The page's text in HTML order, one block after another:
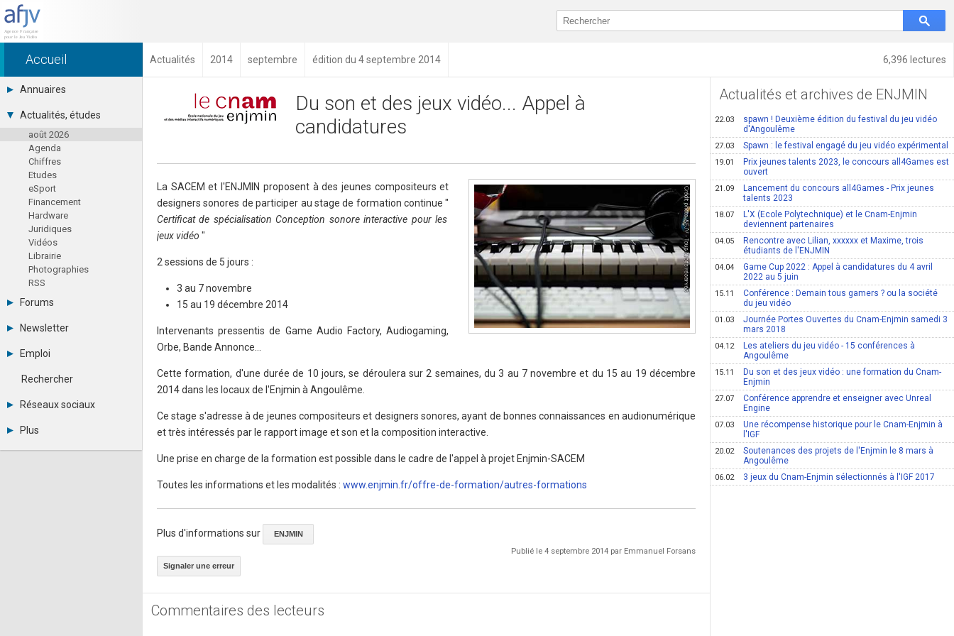
6,396 lectures
Accueil Actualités 2014 septembre édition du 4 septembre 2014
Annuaires
Toutes les sociétés (691)
Studios (418)
Editeurs (49)
Distributeurs (16)
Hard. / Accessoires (10)
Middlewares (15)
Prestataires (99)
Assoc. / Syndicats (21)
Formations / Ecoles (46)
Presse spécialisée (17)
Actualités, études
août 2026
Agenda
Chiffres
Etudes
eSport
Financement
Hardware
Juridiques
Vidéos
Librairie
Photographies
RSS
Forums
Tous les forums
Se connecter
Messages privés
Contacter un modérateur
Newsletter
Archives
Abonnement
Emploi
Consulter les annonces
Observatoire de l'emploi
Rechercher
Réseaux sociaux
LinkedIn
Plus
Annonceurs
Du son et des jeux vidéo... Appel à
candidatures
La SACEM et l'ENJMIN proposent à des jeunes compositeurs et
designers sonores de participer au stage de formation continue "
Certificat de spécialisation Conception sonore interactive pour les
jeux vidéo "
2 sessions de 5 jours :
3 au 7 novembre
15 au 19 décembre 2014
Intervenants pressentis de Game Audio Factory, Audiogaming,
Orbe, Bande Annonce…
Cette formation, d'une durée de 10 jours, se déroulera sur 2 semaines, du 3 au 7 novembre et du 15 au 19 décembre
2014 dans les locaux de l'Enjmin à Angoulême.
Ce stage s'adresse à de jeunes compositeurs et designers sonores, ayant de bonnes connaissances en audionumérique
et très intéressés par le rapport image et son et la composition interactive.
Une prise en charge de la formation est possible dans le cadre de l'appel à projet Enjmin-SACEM
Toutes les informations et les modalités : www.enjmin.fr/offre-de-formation/autres-formations
Plus d'informations sur ENJMIN
Publié le 4 septembre 2014 par Emmanuel Forsans
Signaler une erreur
Commentaires des lecteurs
Actualités et archives de ENJMIN
22.03
spawn ! Deuxième édition du festival du jeu vidéo
d'Angoulême
27.03 Spawn : le festival engagé du jeu vidéo expérimental
19.01
Prix jeunes talents 2023, le concours all4Games est
ouvert
21.09
Lancement du concours all4Games - Prix jeunes
talents 2023
18.07
L'X (Ecole Polytechnique) et le Cnam-Enjmin
deviennent partenaires
04.05
Rencontre avec Lilian, xxxxxx et Maxime, trois
étudiants de l'ENJMIN
04.04
Game Cup 2022 : Appel à candidatures du 4 avril
2022 au 5 juin
15.11
Conférence : Demain tous gamers ? ou la société
du jeu vidéo
01.03
Journée Portes Ouvertes du Cnam-Enjmin samedi 3
mars 2018
04.12
Les ateliers du jeu vidéo - 15 conférences à
Angoulême
15.11
Du son et des jeux vidéo : une formation du Cnam-
Enjmin
27.07
Conférence apprendre et enseigner avec Unreal
Engine
07.03
Une récompense historique pour le Cnam-Enjmin à
l'IGF
20.02
Soutenances des projets de l'Enjmin le 8 mars à
Angoulême
06.02 3 jeux du Cnam-Enjmin sélectionnés à l'IGF 2017